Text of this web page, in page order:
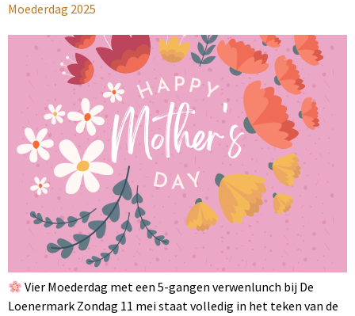
Moederdag 2025
Vier Moederdag met een 5-gangen verwenlunch bij De
Loenermark Zondag 11 mei staat volledig in het teken van de